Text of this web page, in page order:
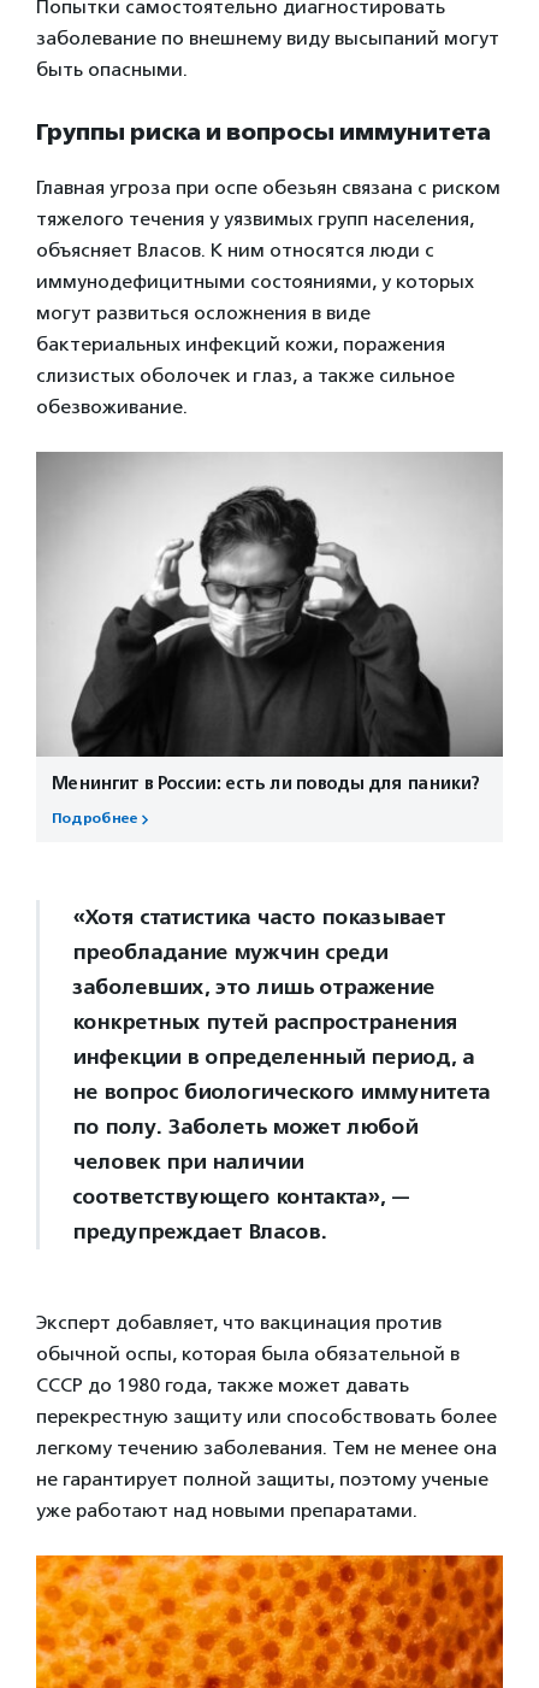
Попытки самостоятельно диагностировать
заболевание по внешнему виду высыпаний могут
быть опасными.
Группы риска и вопросы иммунитета
Главная угроза при оспе обезьян связана с риском
тяжелого течения у уязвимых групп населения,
объясняет Власов. К ним относятся люди с
иммунодефицитными состояниями, у которых
могут развиться осложнения в виде
бактериальных инфекций кожи, поражения
слизистых оболочек и глаз, а также сильное
обезвоживание.
Менингит в России: есть ли поводы для паники?
Подробнее
«Хотя статистика часто показывает
преобладание мужчин среди
заболевших, это лишь отражение
конкретных путей распространения
инфекции в определенный период, а
не вопрос биологического иммунитета
по полу. Заболеть может любой
человек при наличии
соответствующего контакта», —
предупреждает Власов.
Эксперт добавляет, что вакцинация против
обычной оспы, которая была обязательной в
СССР до 1980 года, также может давать
перекрестную защиту или способствовать более
легкому течению заболевания. Тем не менее она
не гарантирует полной защиты, поэтому ученые
уже работают над новыми препаратами.